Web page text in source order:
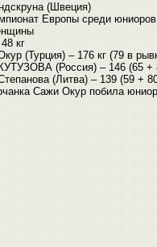
(Швеция)
Европы среди юниоров
кг
(Турция) – 176 кг (79 в
(Россия) – 146 (65 +
(Литва) – 139 (59 +
Сажи Окур побила